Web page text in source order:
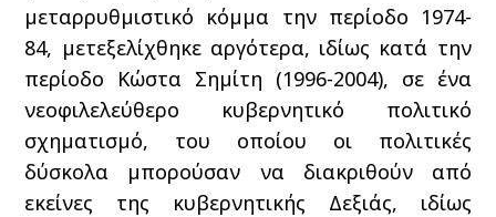
μεταρρυθμιστικό κόμμα την περίοδο 1974-
84, μετεξελίχθηκε αργότερα, ιδίως κατά την
περίοδο Κώστα Σημίτη (1996-2004), σε ένα
νεοφιλελεύθερο κυβερνητικό πολιτικό
σχηματισμό, του οποίου οι πολιτικές
δύσκολα μπορούσαν να διακριθούν από
εκείνες της κυβερνητικής Δεξιάς, ιδίως